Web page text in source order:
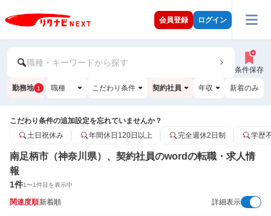
会員登録 ログイン
職種・キーワードから探す
条件保存
勤務地 1 職種 こだわり条件 契約社員 年収 新着のみ
こだわり条件の追加設定を忘れていませんか？
土日祝休み
年間休日120日以上 完全週休2日制 学歴
南足柄市（神奈川県）、契約社員のwordの転職・求人情
報
1件1〜1件目を表示中
関連度順新着順 詳細表示